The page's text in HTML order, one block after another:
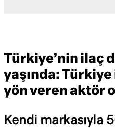
Türkiye’nin ilaç
yaşında:
yön veren aktör
Kendi markasıyla